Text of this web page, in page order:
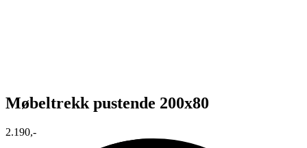
Møbeltrekk pustende 200x80
2.190,-